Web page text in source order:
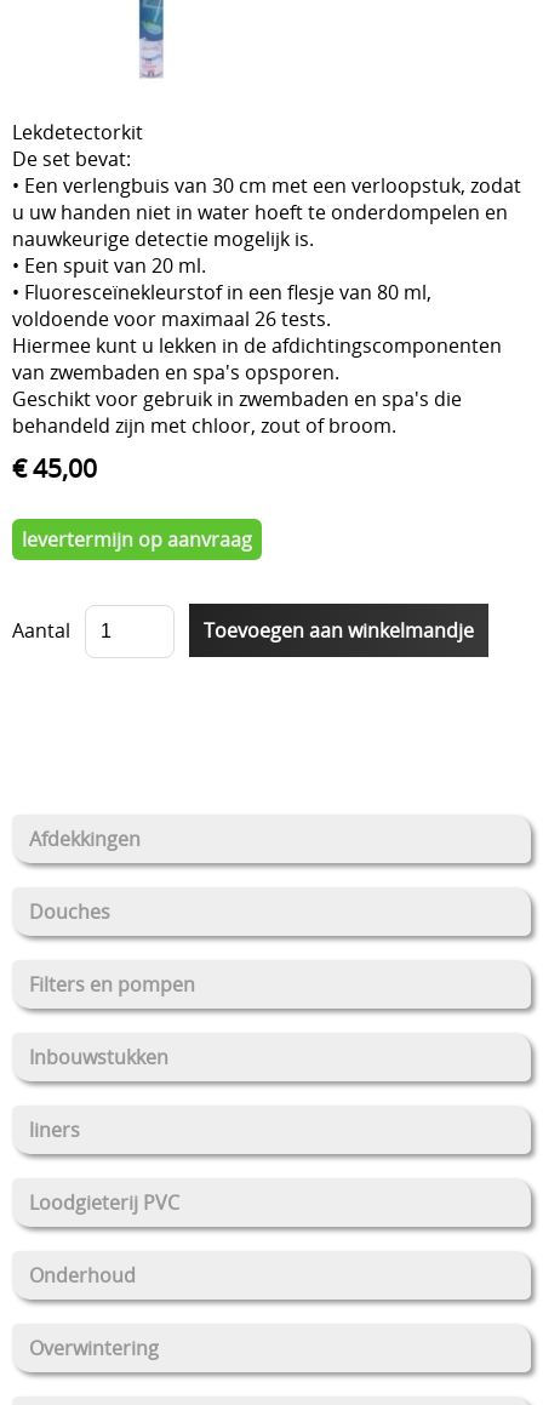
Loodgieterij PVC
Overwintering
Reiniging
Tegenstroom zwemapparaten
Verlichting
Verwarmen
Vilt en isolatie
Waterbehandeling
Zwembaden
Overkappingen Coverswim
Afdekkingen
Douches
Filters en pompen
Inbouwstukken
liners
Loodgieterij PVC
Onderhoud
Overwintering
Lekdetectorkit
De set bevat:
• Een verlengbuis van 30 cm met een verloopstuk, zodat
u uw handen niet in water hoeft te onderdompelen en
nauwkeurige detectie mogelijk is.
• Een spuit van 20 ml.
• Fluoresceïnekleurstof in een flesje van 80 ml,
voldoende voor maximaal 26 tests.
Hiermee kunt u lekken in de afdichtingscomponenten
van zwembaden en spa's opsporen.
Geschikt voor gebruik in zwembaden en spa's die
behandeld zijn met chloor, zout of broom.
€ 45,00
levertermijn op aanvraag
Aantal